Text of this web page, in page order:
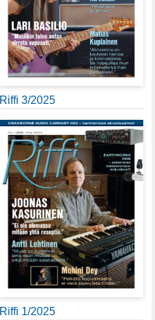
Riffi 3/2025
Riffi 1/2025